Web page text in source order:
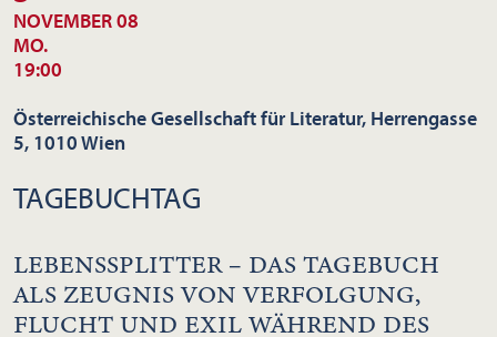
NOVEMBER 08
MO.
19:00
Österreichische Gesellschaft für Literatur, Herrengasse
5, 1010 Wien
TAGEBUCHTAG
LEBENSSPLITTER – DAS TAGEBUCH
ALS ZEUGNIS VON VERFOLGUNG,
FLUCHT UND EXIL WÄHREND DES